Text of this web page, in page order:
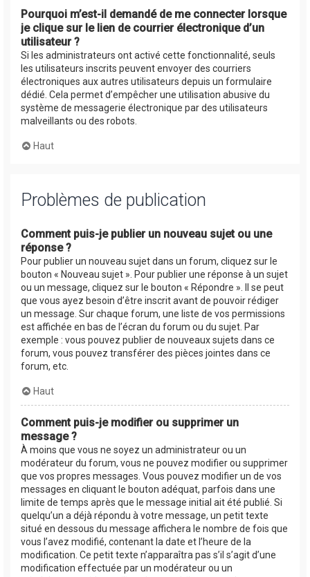
Pourquoi m’est-il demandé de me connecter lorsque
je clique sur le lien de courrier électronique d’un
utilisateur ?
Si les administrateurs ont activé cette fonctionnalité, seuls
les utilisateurs inscrits peuvent envoyer des courriers
électroniques aux autres utilisateurs depuis un formulaire
dédié. Cela permet d’empêcher une utilisation abusive du
système de messagerie électronique par des utilisateurs
malveillants ou des robots.
Haut
Problèmes de publication
Comment puis-je publier un nouveau sujet ou une
réponse ?
Pour publier un nouveau sujet dans un forum, cliquez sur le
bouton « Nouveau sujet ». Pour publier une réponse à un sujet
ou un message, cliquez sur le bouton « Répondre ». Il se peut
que vous ayez besoin d’être inscrit avant de pouvoir rédiger
un message. Sur chaque forum, une liste de vos permissions
est affichée en bas de l’écran du forum ou du sujet. Par
exemple : vous pouvez publier de nouveaux sujets dans ce
forum, vous pouvez transférer des pièces jointes dans ce
forum, etc.
Haut
Comment puis-je modifier ou supprimer un
message ?
À moins que vous ne soyez un administrateur ou un
modérateur du forum, vous ne pouvez modifier ou supprimer
que vos propres messages. Vous pouvez modifier un de vos
messages en cliquant le bouton adéquat, parfois dans une
limite de temps après que le message initial ait été publié. Si
quelqu’un a déjà répondu à votre message, un petit texte
situé en dessous du message affichera le nombre de fois que
vous l’avez modifié, contenant la date et l’heure de la
modification. Ce petit texte n’apparaîtra pas s’il s’agit d’une
modification effectuée par un modérateur ou un